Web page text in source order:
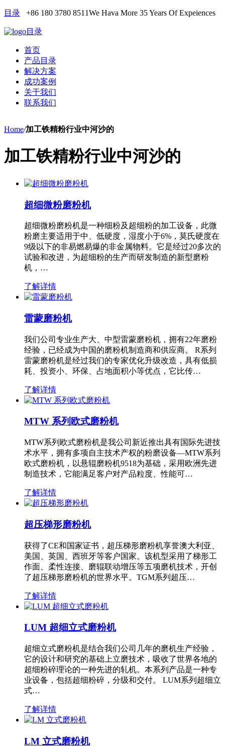
目录 +86 180 3780 8511We Hava More 35 Years Of Expeiences
目录
首页
产品目录
解决方案
成功案例
关于我们
联系我们
Home/加工铁精粉行业中河沙的
加工铁精粉行业中河沙的
超细微粉磨粉机
超细微粉磨粉机是一种细粉及超细粉的加工设备，此微
粉磨主要适用于中、低硬度，湿度小于6%，莫氏硬度在
9级以下的非易燃易爆的非金属物料。它是经过20多次的
试验和改进，为超细粉的生产而研发制造的新型磨粉
机，…
了解详情
雷蒙磨粉机
我们公司专业生产大、中型雷蒙磨粉机，拥有22年磨粉
经验，已经成为中国的磨粉机制造商和供应商。 R系列
雷蒙磨粉机是经过我们的专家优化升级改造，具有低损
耗、投资小、环保、占地面积小等优点，它比传…
了解详情
MTW 系列欧式磨粉机
MTW系列欧式磨粉机是我公司新近推出具有国际先进技
术水平，拥有多项自主技术产权的粉磨设备—MTW系列
欧式磨粉机，以悬辊磨粉机9518为基础，采用欧洲先进
制造技术，它能满足客户对产品粒度、性能可…
了解详情
超压梯形磨粉机
获得了CE和国家证书，超压梯形磨粉机享誉澳大利亚、
美国、英国、西班牙等客户国家。该机型采用了梯形工
作面、柔性连接、磨辊联动增压等五项磨机技术，开创
了超压梯形磨粉机的世界水平。TGM系列超压…
了解详情
LUM 超细立式磨粉机
超细立式磨粉机是结合我们公司几年的磨机生产经验，
它的设计和研究的基础上立磨技术，吸收了世界各地的
超细粉碎理论的一种先进的轧机。本系列产品是一种专
业设备，包括超细粉碎，分级和交付。 LUM系列超细立
式…
了解详情
LM 立式磨粉机